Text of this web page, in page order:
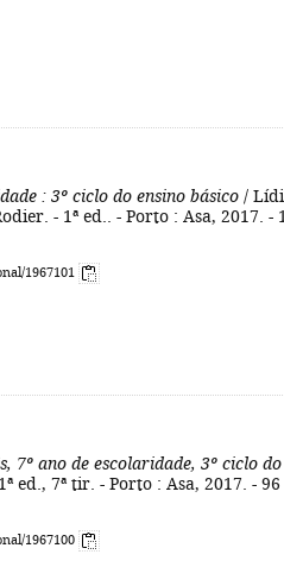
: 3º ciclo do ensino básico /
- 1ª ed.. - Porto : Asa, 2017. -
1967101
7º ano de escolaridade, 3º ciclo do
ed., 7ª tir. - Porto : Asa, 2017. - 96
1967100